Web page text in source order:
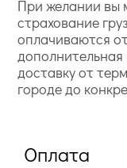
При желании вы
страхование
оплачиваются
дополнительная
доставку от
городе до
Оплата